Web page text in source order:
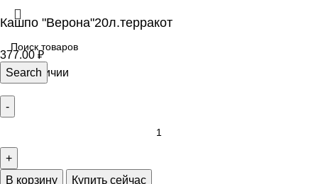
Search
Кашпо "Верона"20л.терракот
377.00 ₽
46 в наличии
В корзину Купить сейчас